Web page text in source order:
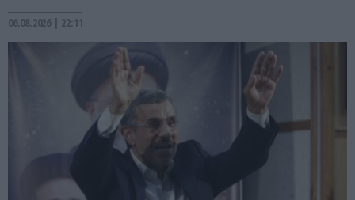
06.08.2026 | 22:11